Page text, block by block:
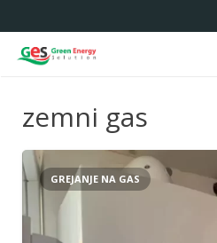
Proizvodi
Usluge
zemni gas
GREJANJE NA GAS